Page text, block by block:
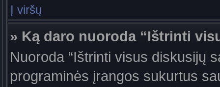
Į viršų
» Ką daro nuoroda “Ištrinti
Nuoroda “Ištrinti visus diskusijų
programinės įrangos sukurtus